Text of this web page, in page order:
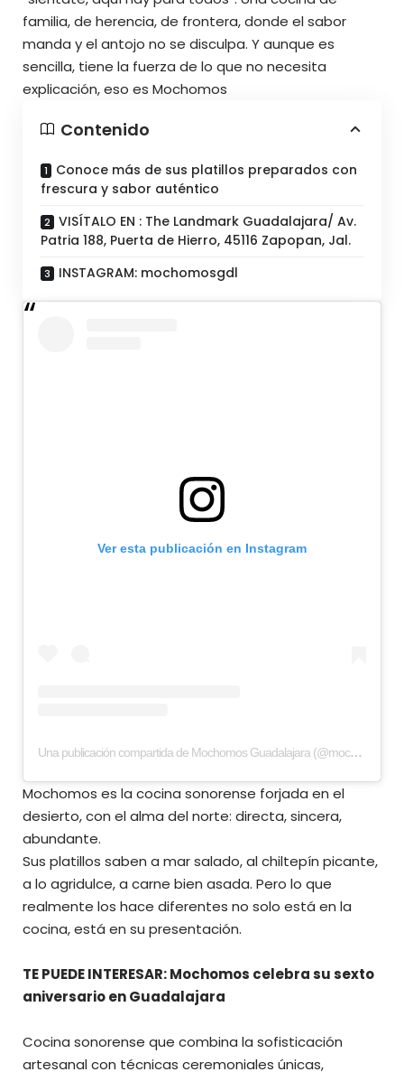
familia, de herencia, de frontera, donde el sabor
manda y el antojo no se disculpa. Y aunque es
sencilla, tiene la fuerza de lo que no necesita
explicación, eso es Mochomos
Contenido
Conoce más de sus platillos preparados con
frescura y sabor auténtico
VISÍTALO EN : The Landmark Guadalajara/ Av.
Patria 188, Puerta de Hierro, 45116 Zapopan, Jal.
INSTAGRAM: mochomosgdl
Ver esta publicación en Instagram
Una publicación compartida de Mochomos Guadalajara (@mochomosgdl)
Mochomos es la cocina sonorense forjada en el
desierto, con el alma del norte: directa, sincera,
abundante.
Sus platillos saben a mar salado, al chiltepín picante,
a lo agridulce, a carne bien asada. Pero lo que
realmente los hace diferentes no solo está en la
cocina, está en su presentación.
TE PUEDE INTERESAR: Mochomos celebra su sexto
aniversario en Guadalajara
Cocina sonorense que combina la sofisticación
artesanal con técnicas ceremoniales únicas,